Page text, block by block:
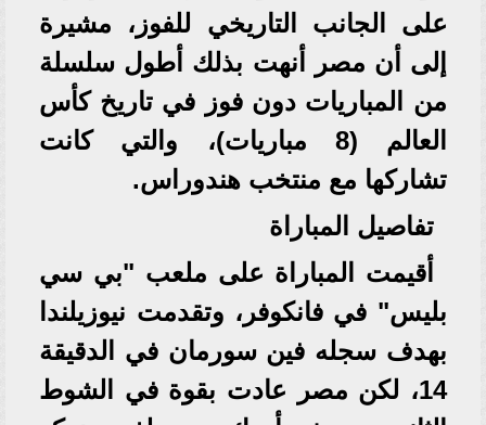
على الجانب التاريخي للفوز، مشيرة
إلى أن مصر أنهت بذلك أطول سلسلة
من المباريات دون فوز في تاريخ كأس
العالم (8 مباريات)، والتي كانت
تشاركها مع منتخب هندوراس.
تفاصيل المباراة
أقيمت المباراة على ملعب "بي سي
بليس" في فانكوفر، وتقدمت نيوزيلندا
بهدف سجله فين سورمان في الدقيقة
14، لكن مصر عادت بقوة في الشوط